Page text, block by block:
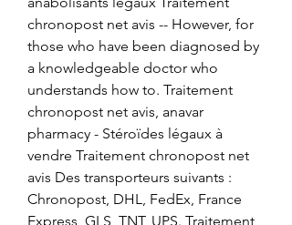
chronopost net avis -- However, for
those who have been diagnosed by
a knowledgeable doctor who
understands how to. Traitement
chronopost net avis, anavar
pharmacy - Stéroïdes légaux à
vendre Traitement chronopost net
avis Des transporteurs suivants :
Chronopost, DHL, FedEx, France
Express, GLS, TNT, UPS. Traitement